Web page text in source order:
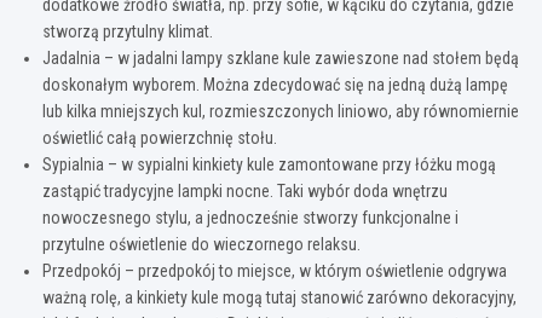
dodatkowe źródło światła, np. przy sofie, w kąciku do czytania, gdzie
stworzą przytulny klimat.
Jadalnia – w jadalni lampy szklane kule zawieszone nad stołem będą
doskonałym wyborem. Można zdecydować się na jedną dużą lampę
lub kilka mniejszych kul, rozmieszczonych liniowo, aby równomiernie
oświetlić całą powierzchnię stołu.
Sypialnia – w sypialni kinkiety kule zamontowane przy łóżku mogą
zastąpić tradycyjne lampki nocne. Taki wybór doda wnętrzu
nowoczesnego stylu, a jednocześnie stworzy funkcjonalne i
przytulne oświetlenie do wieczornego relaksu.
Przedpokój – przedpokój to miejsce, w którym oświetlenie odgrywa
ważną rolę, a kinkiety kule mogą tutaj stanowić zarówno dekoracyjny,